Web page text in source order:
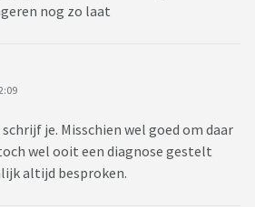
nog zo laat
je. Misschien wel goed om daar
wel ooit een diagnose gestelt
altijd besproken.